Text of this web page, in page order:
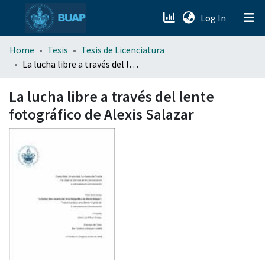
Log In (current)
menu.section.about_menu
Home Tesis
Tesis de Licenciatura
La lucha libre a través del lente fotográfico de Alexis Salazar
La lucha libre a través del lente
fotográfico de Alexis Salazar